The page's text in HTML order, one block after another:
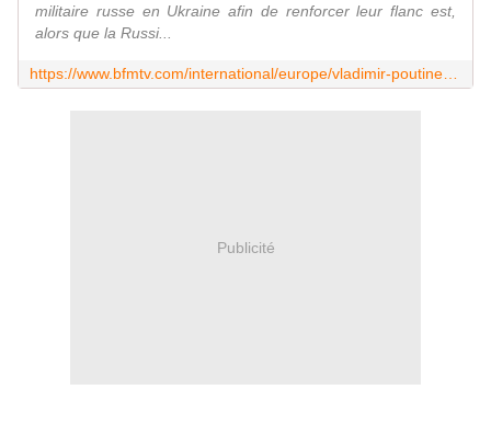
militaire russe en Ukraine afin de renforcer leur flanc est,
alors que la Russi...
Publicité